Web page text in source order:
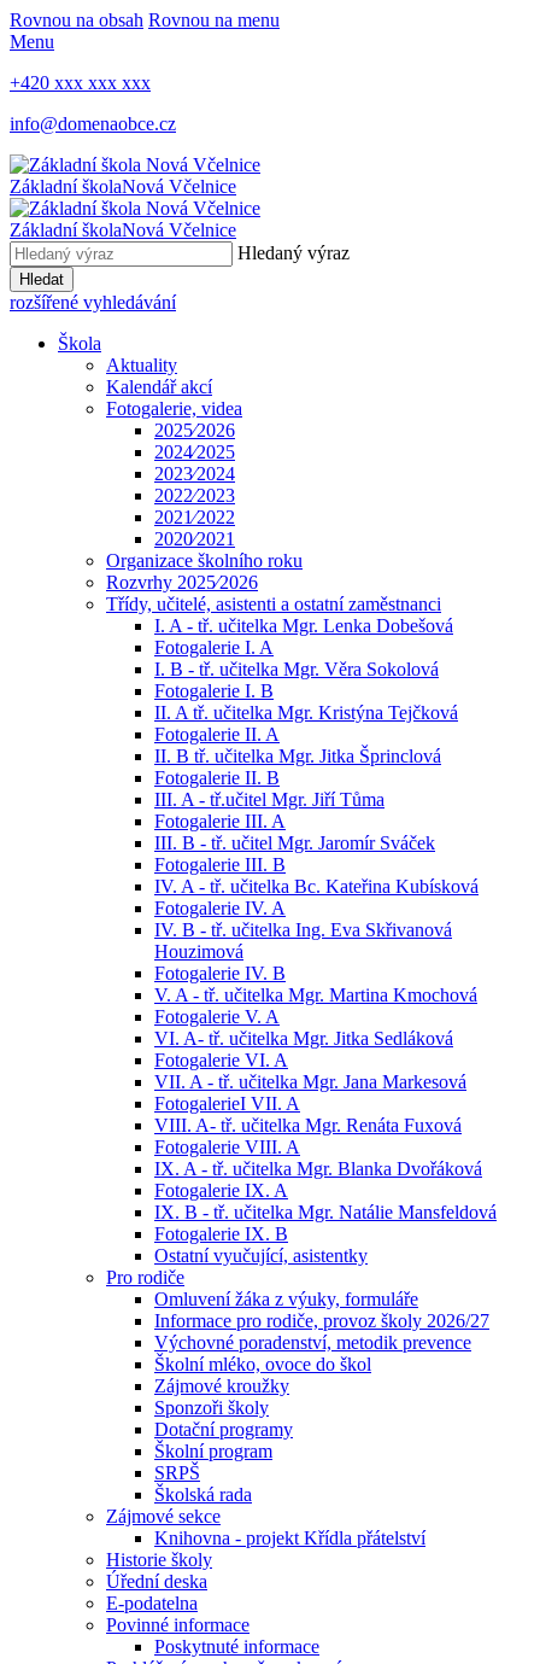
Rovnou na obsah Rovnou na menu
Menu
+420 xxx xxx xxx
info@domenaobce.cz
Základní školaNová Včelnice
Základní školaNová Včelnice
Hledaný výraz
Hledat
rozšířené vyhledávání
Škola
Aktuality
Kalendář akcí
Fotogalerie, videa
2025⁄2026
2024⁄2025
2023⁄2024
2022⁄2023
2021⁄2022
2020⁄2021
Organizace školního roku
Rozvrhy 2025⁄2026
Třídy, učitelé, asistenti a ostatní zaměstnanci
I. A - tř. učitelka Mgr. Lenka Dobešová
Fotogalerie I. A
I. B - tř. učitelka Mgr. Věra Sokolová
Fotogalerie I. B
II. A tř. učitelka Mgr. Kristýna Tejčková
Fotogalerie II. A
II. B tř. učitelka Mgr. Jitka Šprinclová
Fotogalerie II. B
III. A - tř.učitel Mgr. Jiří Tůma
Fotogalerie III. A
III. B - tř. učitel Mgr. Jaromír Sváček
Fotogalerie III. B
IV. A - tř. učitelka Bc. Kateřina Kubísková
Fotogalerie IV. A
IV. B - tř. učitelka Ing. Eva Skřivanová
Houzimová
Fotogalerie IV. B
V. A - tř. učitelka Mgr. Martina Kmochová
Fotogalerie V. A
VI. A- tř. učitelka Mgr. Jitka Sedláková
Fotogalerie VI. A
VII. A - tř. učitelka Mgr. Jana Markesová
FotogalerieI VII. A
VIII. A- tř. učitelka Mgr. Renáta Fuxová
Fotogalerie VIII. A
IX. A - tř. učitelka Mgr. Blanka Dvořáková
Fotogalerie IX. A
IX. B - tř. učitelka Mgr. Natálie Mansfeldová
Fotogalerie IX. B
Ostatní vyučující, asistentky
Pro rodiče
Omluvení žáka z výuky, formuláře
Informace pro rodiče, provoz školy 2026/27
Výchovné poradenství, metodik prevence
Školní mléko, ovoce do škol
Zájmové kroužky
Sponzoři školy
Dotační programy
Školní program
SRPŠ
Školská rada
Zájmové sekce
Knihovna - projekt Křídla přátelství
Historie školy
Úřední deska
E-podatelna
Povinné informace
Poskytnuté informace